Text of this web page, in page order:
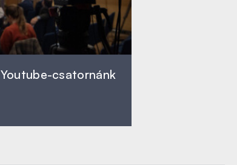
Youtube-csatornánk